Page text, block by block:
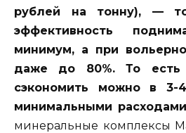
рублей на тонну), —
эффективность
минимум, а при
даже до 80%. То
сэкономить можно в 3-
минимальными
минеральные комплексы